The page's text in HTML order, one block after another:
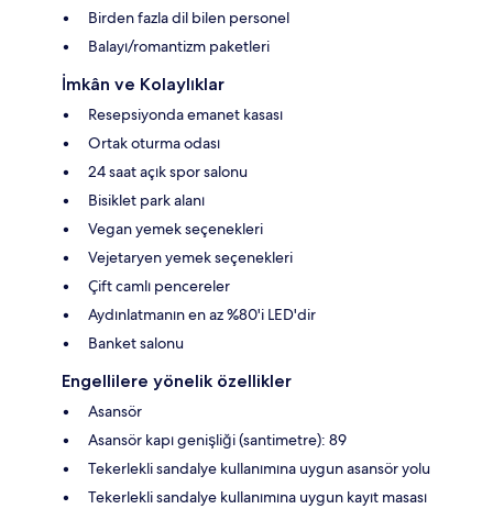
Birden fazla dil bilen personel
Balayı/romantizm paketleri
İmkân ve Kolaylıklar
Resepsiyonda emanet kasası
Ortak oturma odası
24 saat açık spor salonu
Bisiklet park alanı
Vegan yemek seçenekleri
Vejetaryen yemek seçenekleri
Çift camlı pencereler
Aydınlatmanın en az %80'i LED'dir
Banket salonu
Engellilere yönelik özellikler
Asansör
Asansör kapı genişliği (santimetre): 89
Tekerlekli sandalye kullanımına uygun asansör yolu
Tekerlekli sandalye kullanımına uygun kayıt masası